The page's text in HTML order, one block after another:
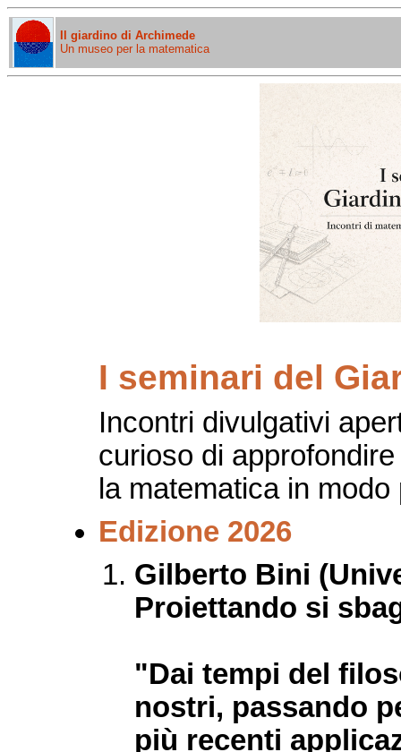
Il giardino di Archimede
Un museo per la matematica
I seminari del
Incontri divulgativi
curioso di
la matematica in
Edizione 2026
Gilberto Bini
Proiettando si
"Dai tempi del
nostri, passando
più recenti